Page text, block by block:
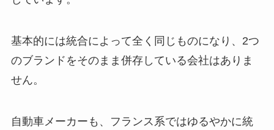
基本的には統合によって全く同じものになり、2つ
のブランドをそのまま併存している会社はありま
せん。
自動車メーカーも、フランス系ではゆるやかに統